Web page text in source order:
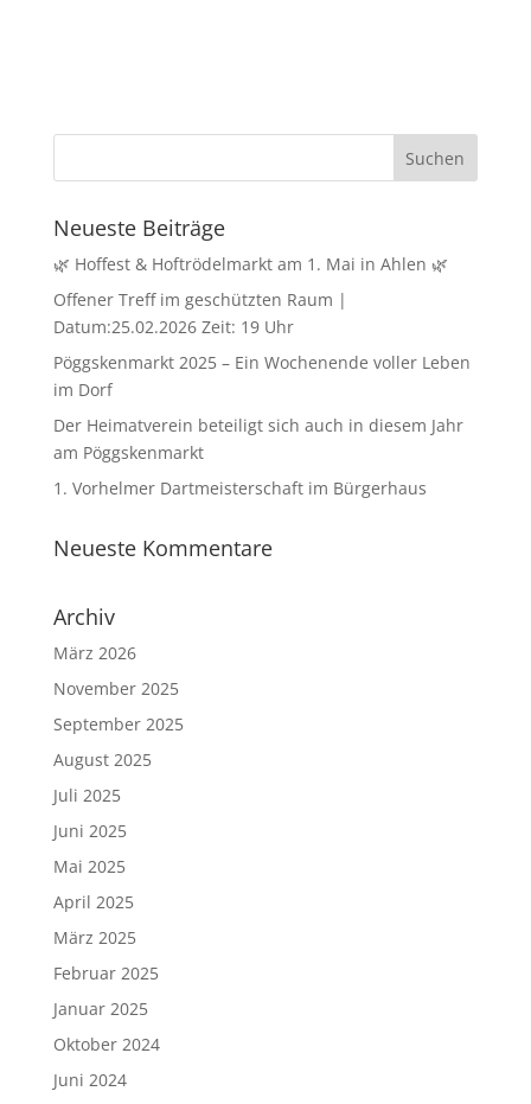
Neueste Beiträge
🌿 Hoffest & Hoftrödelmarkt am 1. Mai in Ahlen 🌿
Offener Treff im geschützten Raum |
Datum:25.02.2026 Zeit: 19 Uhr
Pöggskenmarkt 2025 – Ein Wochenende voller Leben
im Dorf
Der Heimatverein beteiligt sich auch in diesem Jahr
am Pöggskenmarkt
1. Vorhelmer Dartmeisterschaft im Bürgerhaus
Neueste Kommentare
Archiv
März 2026
November 2025
September 2025
August 2025
Juli 2025
Juni 2025
Mai 2025
April 2025
März 2025
Februar 2025
Januar 2025
Oktober 2024
Juni 2024